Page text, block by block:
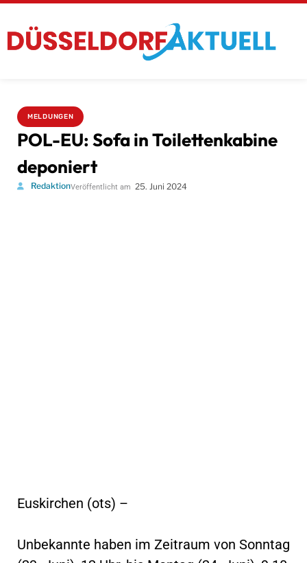
MELDUNGEN
POL-EU: Sofa in Toilettenkabine
deponiert
RedaktionVeröffentlicht am 25. Juni 2024
Euskirchen (ots) –
Unbekannte haben im Zeitraum von Sonntag